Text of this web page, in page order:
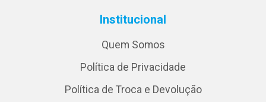
Institucional
Quem Somos
Política de Privacidade
Política de Troca e Devolução